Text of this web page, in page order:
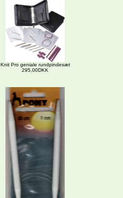
Knit Pro geniale rundpindesæt
295,00DKK